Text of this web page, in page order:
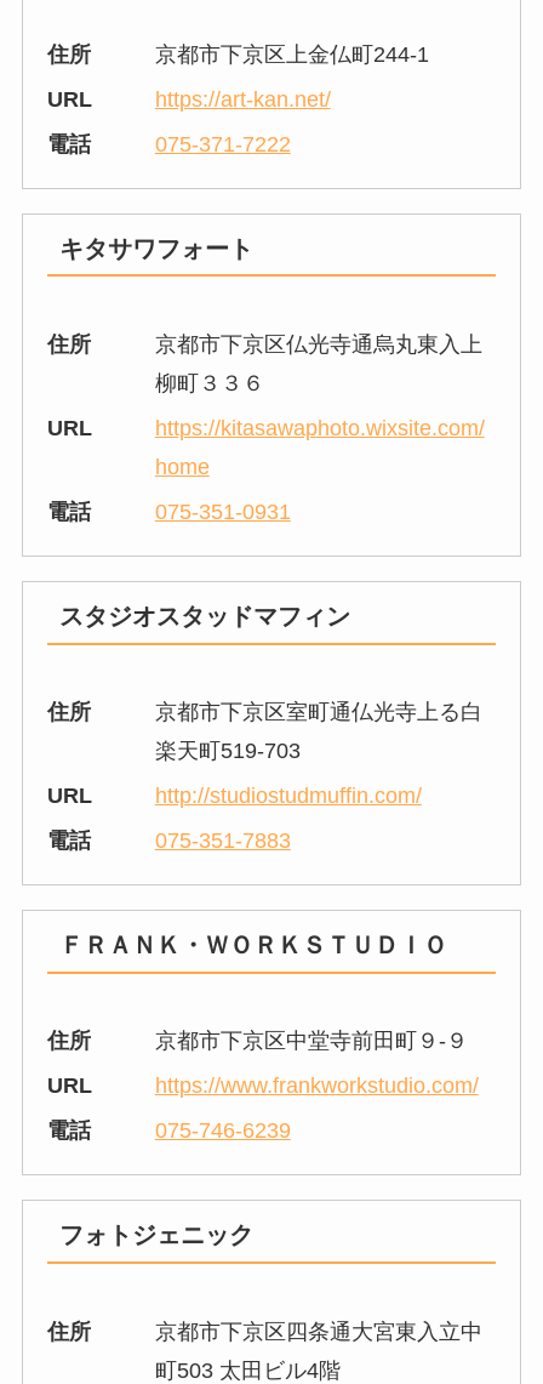
住所
京都市下京区上金仏町244-1
URL
https://art-kan.net/
電話
075-371-7222
キタサワフォート
住所
京都市下京区仏光寺通烏丸東入上
柳町３３６
URL
https://kitasawaphoto.wixsite.com/
home
電話
075-351-0931
スタジオスタッドマフィン
住所
京都市下京区室町通仏光寺上る白
楽天町519-703
URL
http://studiostudmuffin.com/
電話
075-351-7883
ＦＲＡＮＫ・ＷＯＲＫＳＴＵＤＩＯ
住所
京都市下京区中堂寺前田町９-９
URL
https://www.frankworkstudio.com/
電話
075-746-6239
フォトジェニック
住所
京都市下京区四条通大宮東入立中
町503 太田ビル4階